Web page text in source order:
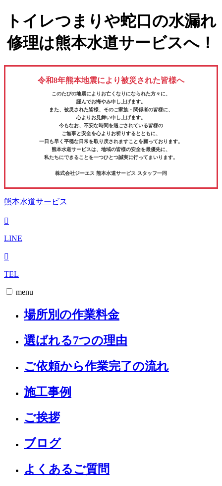
トイレつまりや蛇口の水漏れ
修理は熊本水道サービスへ！
令和8年熊本地震により被災された皆様へ
このたびの地震によりお亡くなりになられた方々に、
謹んでお悔やみ申し上げます。
また、被災された皆様、そのご家族・関係者の皆様に、
心よりお見舞い申し上げます。
今もなお、不安な時間を過ごされている皆様の
ご無事と安全を心よりお祈りするとともに、
一日も早く平穏な日常を取り戻されますことを願っております。
熊本水道サービスは、地域の皆様の安全を最優先に、
私たちにできることを一つひとつ誠実に行ってまいります。
株式会社ジーエス 熊本水道サービス スタッフ一同
熊本水道サービス
LINE
TEL
menu
場所別の作業料金
選ばれる7つの理由
ご依頼から作業完了の流れ
施工事例
ご挨拶
ブログ
よくあるご質問